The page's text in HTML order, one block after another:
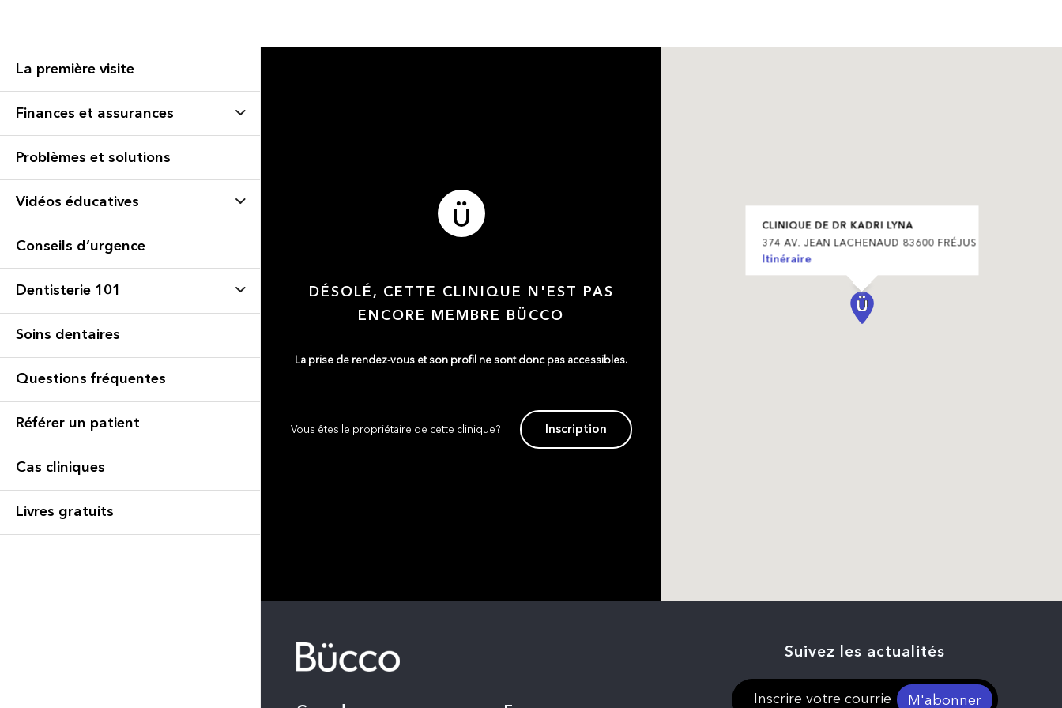
La première visite
Finances et assurances
Problèmes et solutions
Vidéos éducatives
Conseils d’urgence
Dentisterie 101
Soins dentaires
Questions fréquentes
Référer un patient
Cas cliniques
Livres gratuits
DÉSOLÉ, CETTE CLINIQUE N'EST PAS
ENCORE MEMBRE BÜCCO
La prise de rendez-vous et son profil ne sont donc pas accessibles.
Vous êtes le propriétaire de cette clinique? Inscription
CLINIQUE DE DR KADRI LYNA
374 AV. JEAN LACHENAUD 83600 FRÉJUS
Itinéraire
Suivez les actualités
M'abonner